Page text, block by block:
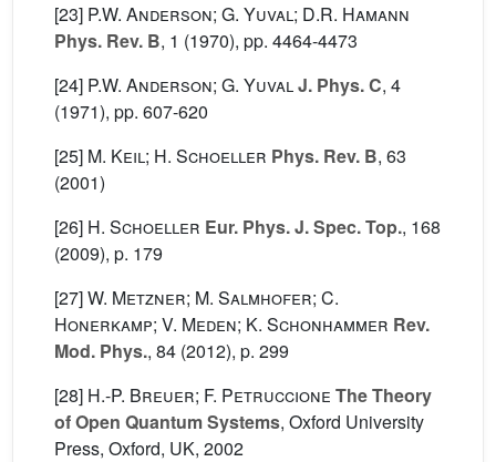
[23] P.W. Anderson; G. Yuval; D.R. Hamann
Phys. Rev. B, 1 (1970), pp. 4464-4473
[24] P.W. Anderson; G. YuvalJ. Phys. C, 4
(1971), pp. 607-620
[25] M. Keil; H. Schoeller Phys. Rev. B, 63
(2001)
[26] H. Schoeller Eur. Phys. J. Spec. Top., 168
(2009), p. 179
[27]W. Metzner; M. Salmhofer; C.
Honerkamp; V. Meden; K. Schonhammer Rev.
Mod. Phys., 84 (2012), p. 299
[28] H.-P. Breuer; F. Petruccione The Theory
of Open Quantum Systems, Oxford University
Press, Oxford, UK, 2002